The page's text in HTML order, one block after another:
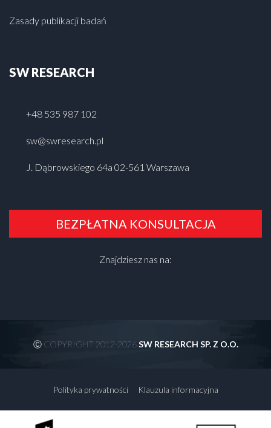
Zasady publikacji badań
SW RESEARCH
+48 535 987 102
sw@swresearch.pl
J. Dąbrowskiego 64a 02-561 Warszawa
BEZPŁATNA KONSULTACJA
Znajdziesz nas na:
Ⓒ COPYRIGHT 2012-2026SW RESEARCH SP. Z O.O.
Polityka prywatności Klauzula informacyjna